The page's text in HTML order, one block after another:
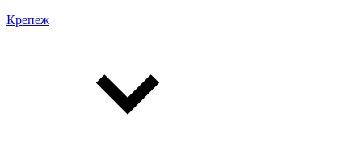
Крепеж